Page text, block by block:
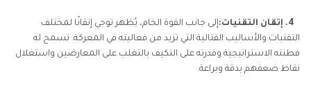
4. إتقان التقنيات:
إلى جانب القوة الخام، يُظهر توجي إتقانًا لمختلف
التقنيات والأساليب القتالية التي تزيد من فعاليته في المعركة. تسمح له
فطنته الاستراتيجية وقدرته على التكيف بالتغلب على المعارضين واستغلال
نقاط ضعفهم بدقة وبراعة.